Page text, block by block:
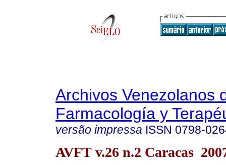
Archivos Venezolanos
Farmacología y
versão impressa ISSN 0798-
AVFT v.26 n.2 Caracas